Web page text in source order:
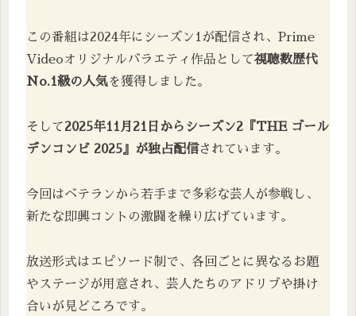
この番組は2024年にシーズン1が配信され、Prime
Videoオリジナルバラエティ作品として視聴数歴代
No.1級の人気を獲得しました。
そして2025年11月21日からシーズン2『THE ゴール
デンコンビ 2025』が独占配信されています。
今回はベテランから若手まで多彩な芸人が参戦し、
新たな即興コントの激闘を繰り広げています。
放送形式はエピソード制で、各回ごとに異なるお題
やステージが用意され、芸人たちのアドリブや掛け
合いが見どころです。